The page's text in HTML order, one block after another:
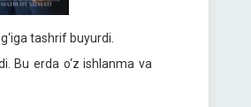
tashrif buyurdi.
Bu erda o‘z ishlanma va